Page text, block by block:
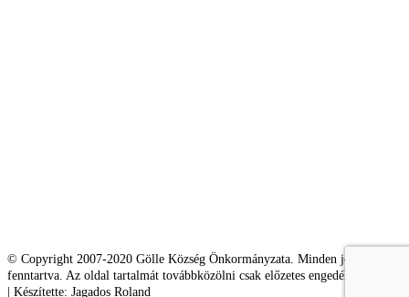
© Copyright 2007-2020 Gölle Község Önkormányzata. Minden jog
fenntartva. Az oldal tartalmát továbbközölni csak előzetes engedéllyel lehet.
| Készítette: Jagados Roland